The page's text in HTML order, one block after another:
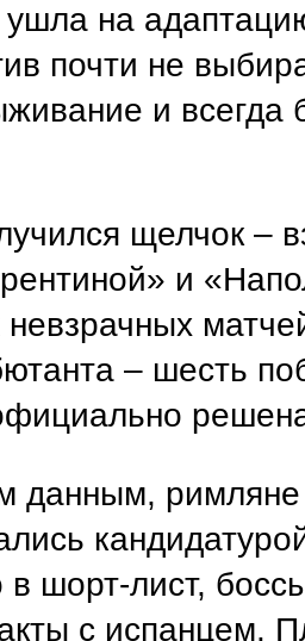
ушла на
почти не
и всегда
щелчок –
и
– шесть
данным, римляне
в шорт-лист,
с испанцем.